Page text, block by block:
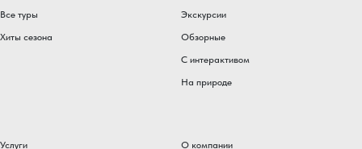
Все туры
Хиты сезона
Экскурсии
Обзорные
С интерактивом
На природе
Услуги О компании